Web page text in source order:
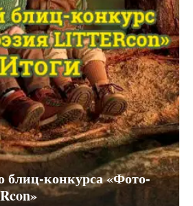
блиц-конкурса «Фото-